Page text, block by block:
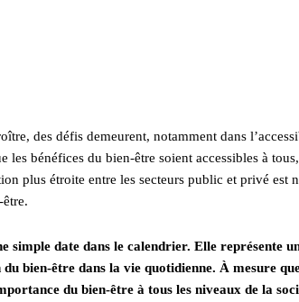
des défis demeurent, notamment dans
les bénéfices du bien-être soient accessibles à
plus étroite entre les secteurs public et privé est
simple date dans le calendrier. Elle représente
bien-être dans la vie quotidienne. À mesure
du bien-être à tous les niveaux de la